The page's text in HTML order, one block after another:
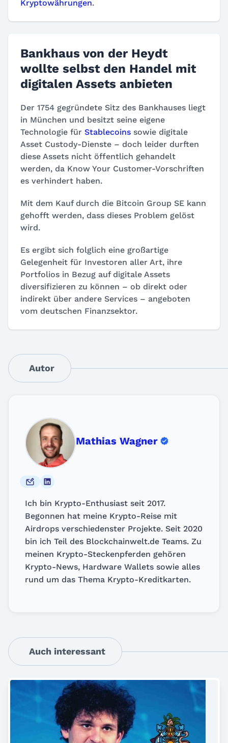
Kryptowährungen.
Bankhaus von der Heydt
wollte selbst den Handel mit
digitalen Assets anbieten
Der 1754 gegründete Sitz des Bankhauses liegt
in München und besitzt seine eigene
Technologie für Stablecoins sowie digitale
Asset Custody-Dienste – doch leider durften
diese Assets nicht öffentlich gehandelt
werden, da Know Your Customer-Vorschriften
es verhindert haben.
Mit dem Kauf durch die Bitcoin Group SE kann
gehofft werden, dass dieses Problem gelöst
wird.
Es ergibt sich folglich eine großartige
Gelegenheit für Investoren aller Art, ihre
Portfolios in Bezug auf digitale Assets
diversifizieren zu können – ob direkt oder
indirekt über andere Services – angeboten
vom deutschen Finanzsektor.
Autor
Mathias Wagner
Ich bin Krypto-Enthusiast seit 2017.
Begonnen hat meine Krypto-Reise mit
Airdrops verschiedenster Projekte. Seit 2020
bin ich Teil des Blockchainwelt.de Teams. Zu
meinen Krypto-Steckenpferden gehören
Krypto-News, Hardware Wallets sowie alles
rund um das Thema Krypto-Kreditkarten.
Auch interessant